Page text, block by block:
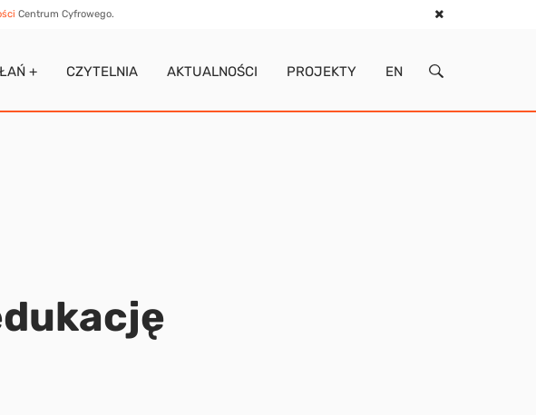
Centrum Cyfrowego.
+ CZYTELNIA AKTUALNOŚCI PROJEKTY EN